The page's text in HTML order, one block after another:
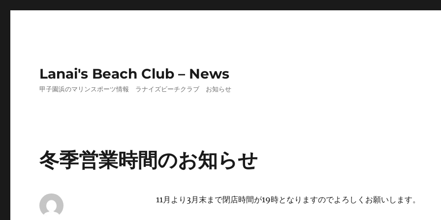
Lanai's Beach Club – News
甲子園浜のマリンスポーツ情報 ラナイズビーチクラブ お知らせ
冬季営業時間のお知らせ
11月より3月末まで閉店時間が19時となりますのでよろしくお願いします。